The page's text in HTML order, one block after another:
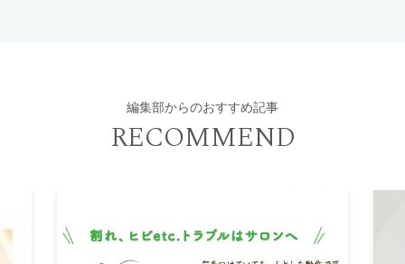
編集部からのおすすめ記事
RECOMMEND